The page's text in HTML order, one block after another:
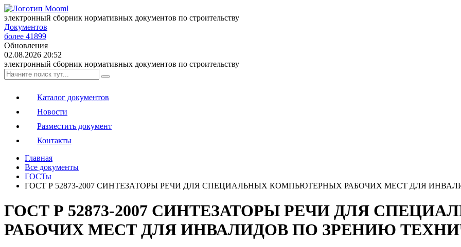
электронный сборник нормативных документов по строительству
Документов
более 41899
Обновления
02.08.2026 20:52
электронный сборник нормативных документов по строительству
Каталог документов
Новости
Разместить документ
Контакты
Главная
Все документы
ГОСТы
ГОСТ Р 52873-2007 СИНТЕЗАТОРЫ РЕЧИ ДЛЯ СПЕЦИАЛЬНЫХ КОМПЬЮТЕРНЫХ РАБОЧИХ МЕСТ ДЛЯ
ГОСТ Р 52873-2007 СИНТЕЗАТОРЫ РЕЧИ ДЛЯ
РАБОЧИХ МЕСТ ДЛЯ ИНВАЛИДОВ ПО ЗРЕНИЮ